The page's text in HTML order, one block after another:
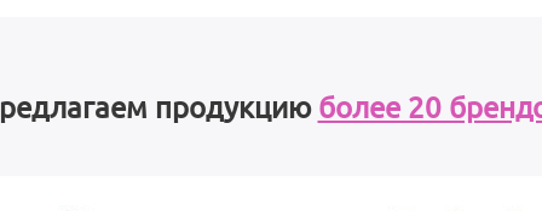
продукцию более 20